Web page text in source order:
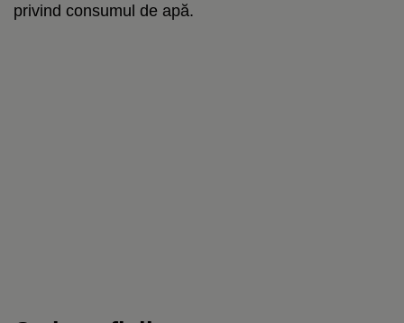
privind consumul de apă.